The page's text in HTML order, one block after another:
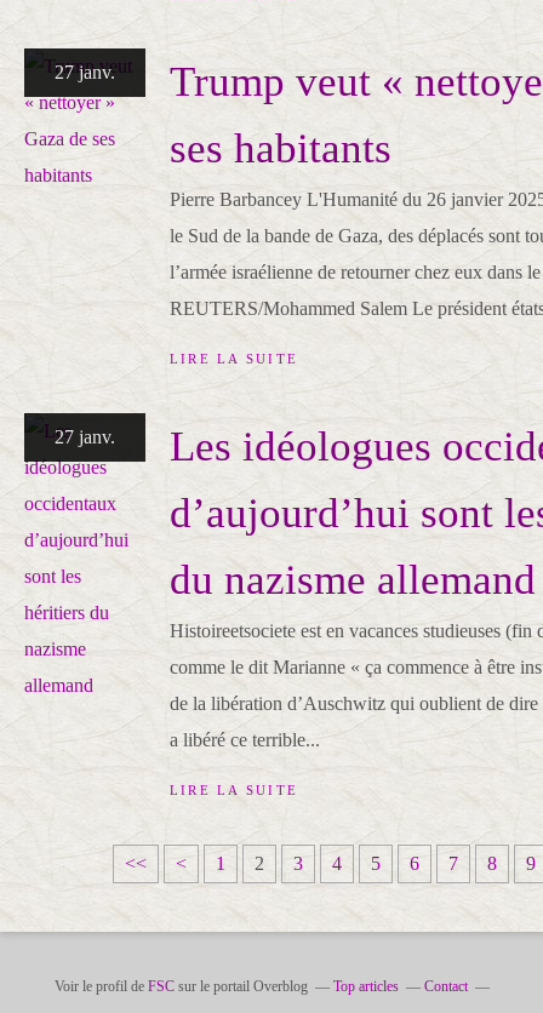
27 janv.
Trump veut «
ses habitants
Pierre Barbancey L'Humanité du 26 janvier
le Sud de la bande de Gaza, des déplacés sont
l’armée israélienne de retourner chez eux dans
REUTERS/Mohammed Salem Le président
LIRE LA SUITE
27 janv.
Les idéologues
d’aujourd’hui sont
du nazisme allemand
Histoireetsociete est en vacances studieuses
comme le dit Marianne « ça commence à être
de la libération d’Auschwitz qui oublient de dire
a libéré ce terrible...
LIRE LA SUITE
<< < 1 2 3 4 5 6 7 8 9
Voir le profil de FSCsur le portail Overblog Top articles Contact